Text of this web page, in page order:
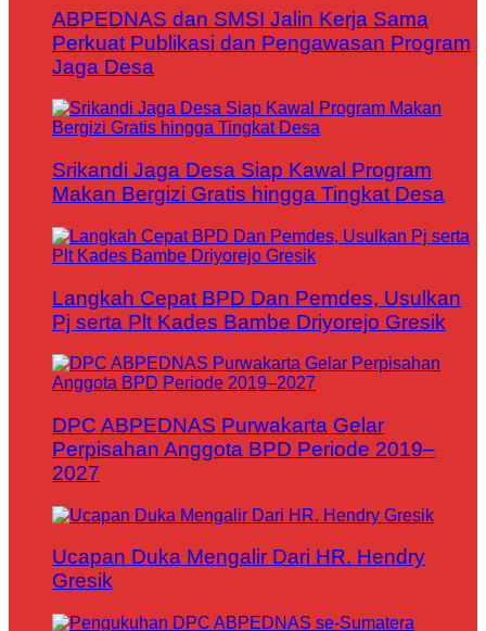
ABPEDNAS dan SMSI Jalin Kerja Sama
Perkuat Publikasi dan Pengawasan Program
Jaga Desa
Srikandi Jaga Desa Siap Kawal Program
Makan Bergizi Gratis hingga Tingkat Desa
Langkah Cepat BPD Dan Pemdes, Usulkan
Pj serta Plt Kades Bambe Driyorejo Gresik
DPC ABPEDNAS Purwakarta Gelar
Perpisahan Anggota BPD Periode 2019–
2027
Ucapan Duka Mengalir Dari HR. Hendry
Gresik